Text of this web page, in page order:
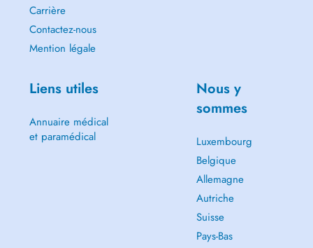
Carrière
Contactez-nous
Mention légale
Liens utiles
Annuaire médical
et paramédical
Nous y
sommes
Luxembourg
Belgique
Allemagne
Autriche
Suisse
Pays-Bas